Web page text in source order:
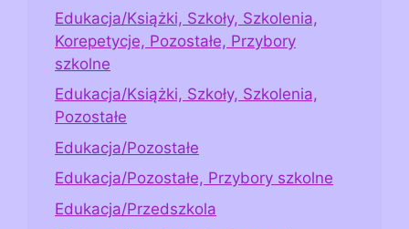
Edukacja/Książki, Szkoły, Szkolenia,
Korepetycje, Pozostałe, Przybory
szkolne
Edukacja/Książki, Szkoły, Szkolenia,
Pozostałe
Edukacja/Pozostałe
Edukacja/Pozostałe, Przybory szkolne
Edukacja/Przedszkola